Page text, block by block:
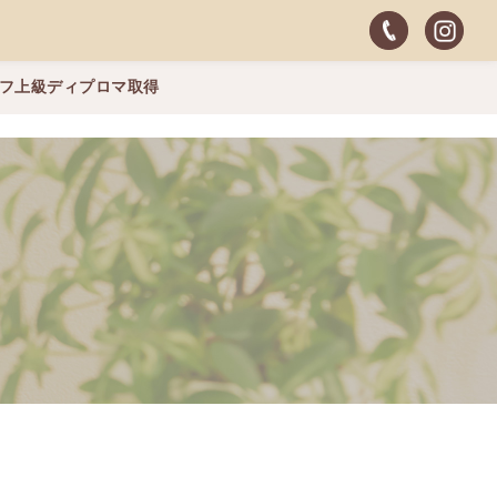
上級ディプロマ取得